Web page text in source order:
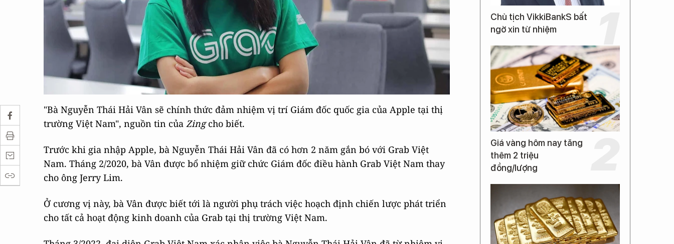
"Bà Nguyễn Thái Hải Vân sẽ chính thức đảm nhiệm vị trí Giám đốc quốc gia của Apple tại thị
trường Việt Nam", nguồn tin của Zingcho biết.
Trước khi gia nhập Apple, bà Nguyễn Thái Hải Vân đã có hơn 2 năm gắn bó với Grab Việt
Nam. Tháng 2/2020, bà Vân được bổ nhiệm giữ chức Giám đốc điều hành Grab Việt Nam thay
cho ông Jerry Lim.
Ở cương vị này, bà Vân được biết tới là người phụ trách việc hoạch định chiến lược phát triển
cho tất cả hoạt động kinh doanh của Grab tại thị trường Việt Nam.
Chủ tịch VikkiBankS bất
ngờ xin từ nhiệm
Giá vàng hôm nay tăng
thêm 2 triệu
đồng/lượng